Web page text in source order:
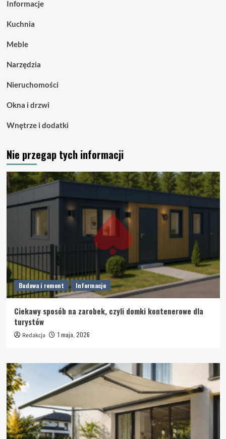
Informacje
Kuchnia
Meble
Narzędzia
Nieruchomości
Okna i drzwi
Wnętrze i dodatki
Nie przegap tych informacji
Budowa i remont Informacje
Ciekawy sposób na zarobek, czyli domki kontenerowe dla
turystów
Redakcja 1 maja, 2026